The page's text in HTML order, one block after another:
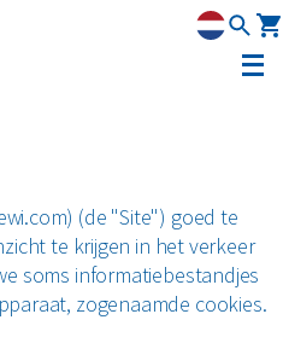
(de "Site") goed te
te krijgen in het verkeer
soms informatiebestandjes
zogenaamde cookies.